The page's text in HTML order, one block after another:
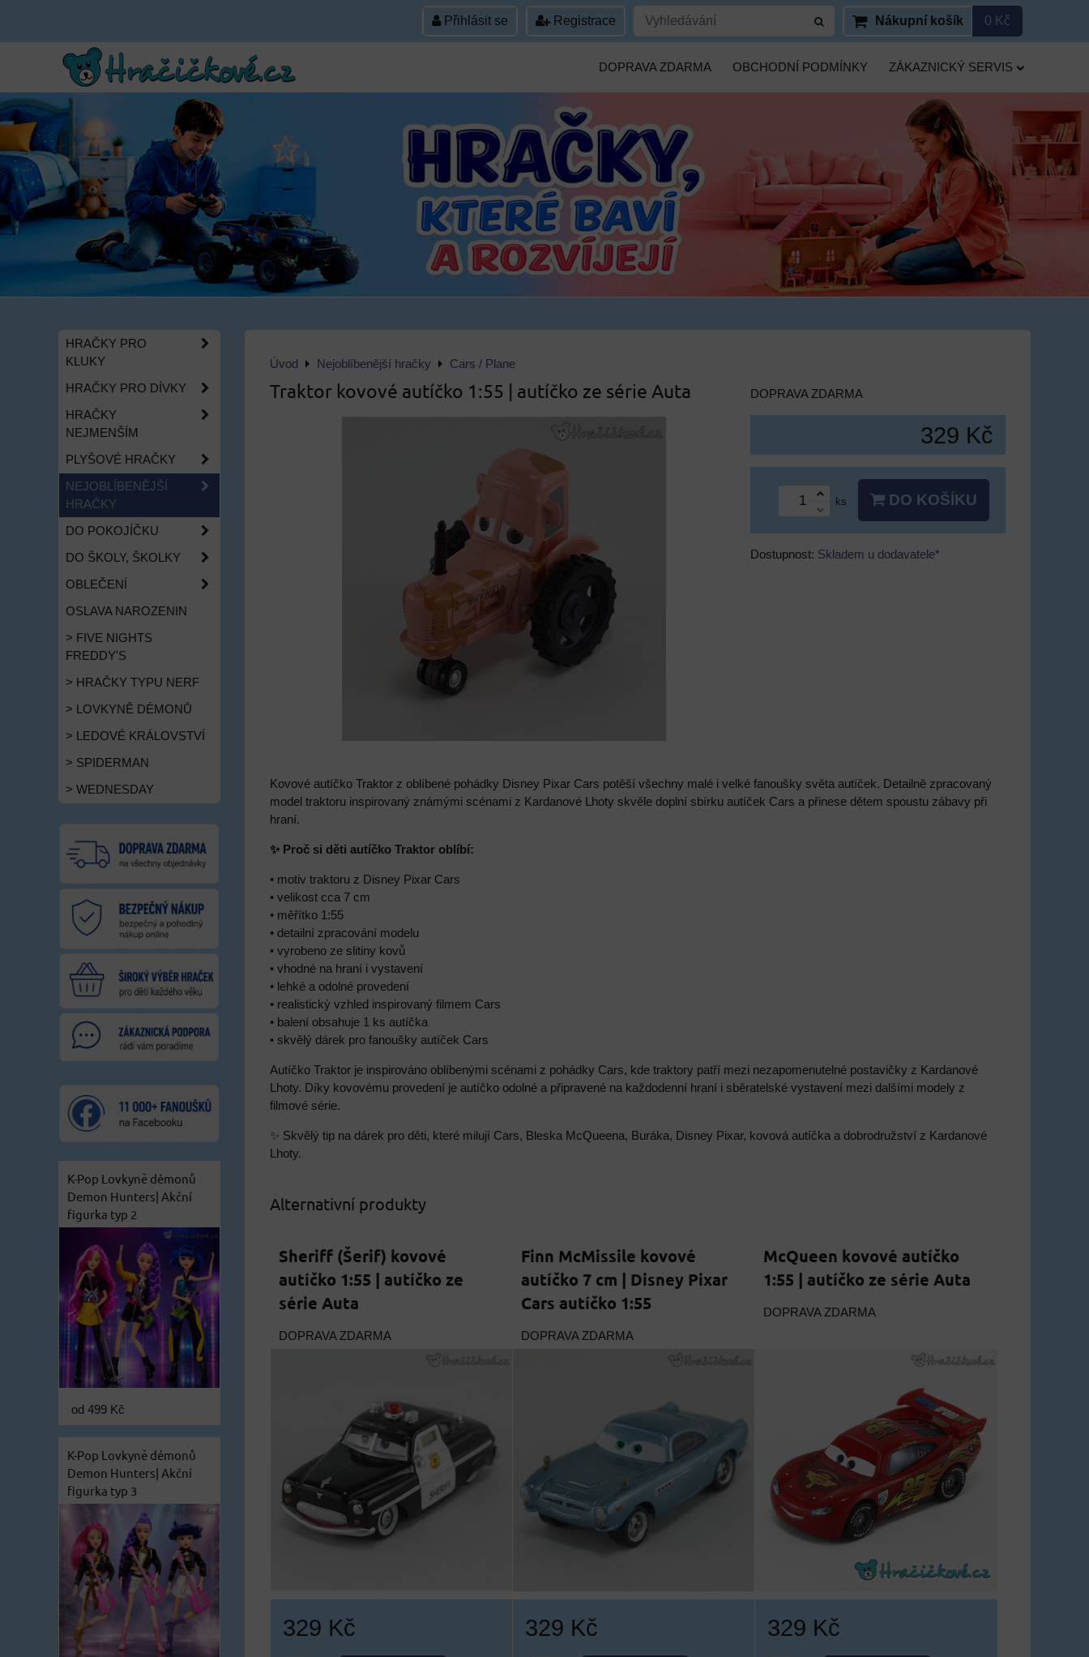
Přihlásit se Registrace Nákupní košík 0 Kč
DOPRAVA ZDARMA OBCHODNÍ PODMÍNKY ZÁKAZNICKÝ SERVIS
Úvod Nejoblíbenější hračky Cars / Plane
Traktor kovové autíčko 1:55 | autíčko ze série Auta DOPRAVA ZDARMA
329 Kč
ks DO KOŠÍKU
Dostupnost: Skladem u dodavatele*
Kovové autíčko Traktor z oblíbené pohádky Disney Pixar Cars potěší všechny malé i velké fanoušky světa autíček. Detailně zpracovaný
model traktoru inspirovaný známými scénami z Kardanové Lhoty skvěle doplní sbírku autíček Cars a přinese dětem spoustu zábavy při
hraní.
✨ Proč si děti autíčko Traktor oblíbí:
• motiv traktoru z Disney Pixar Cars
• velikost cca 7 cm
• měřítko 1:55
• detailní zpracování modelu
• vyrobeno ze slitiny kovů
• vhodné na hraní i vystavení
• lehké a odolné provedení
• realistický vzhled inspirovaný filmem Cars
• balení obsahuje 1 ks autíčka
• skvělý dárek pro fanoušky autíček Cars
Autíčko Traktor je inspirováno oblíbenými scénami z pohádky Cars, kde traktory patří mezi nezapomenutelné postavičky z Kardanové
Lhoty. Díky kovovému provedení je autíčko odolné a připravené na každodenní hraní i sběratelské vystavení mezi dalšími modely z
filmové série.
✨ Skvělý tip na dárek pro děti, které milují Cars, Bleska McQueena, Buráka, Disney Pixar, kovová autíčka a dobrodružství z Kardanové
Lhoty.
Alternativní produkty
Sheriff (Šerif) kovové
autíčko 1:55 | autíčko ze
série Auta
DOPRAVA ZDARMA
329 Kč
Finn McMissile kovové
autíčko 7 cm | Disney Pixar
Cars autíčko 1:55
DOPRAVA ZDARMA
329 Kč
McQueen kovové autíčko
1:55 | autíčko ze série Auta
DOPRAVA ZDARMA
329 Kč
HRAČKY PRO
KLUKY
HRAČKY PRO DÍVKY
HRAČKY
NEJMENŠÍM
PLYŠOVÉ HRAČKY
NEJOBLÍBENĚJŠÍ
HRAČKY
DO POKOJÍČKU
DO ŠKOLY, ŠKOLKY
OBLEČENÍ
OSLAVA NAROZENIN
> FIVE NIGHTS
FREDDY'S
> HRAČKY TYPU NERF
> LOVKYNĚ DÉMONŮ
> LEDOVÉ KRÁLOVSTVÍ
> SPIDERMAN
> WEDNESDAY
K-Pop Lovkyně démonů
Demon Hunters| Akční
figurka typ 2
od 499 Kč
K-Pop Lovkyně démonů
Demon Hunters| Akční
figurka typ 3